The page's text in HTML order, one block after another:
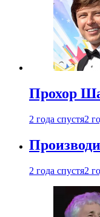
Прохор
2 года спустя2
2 года спустя2